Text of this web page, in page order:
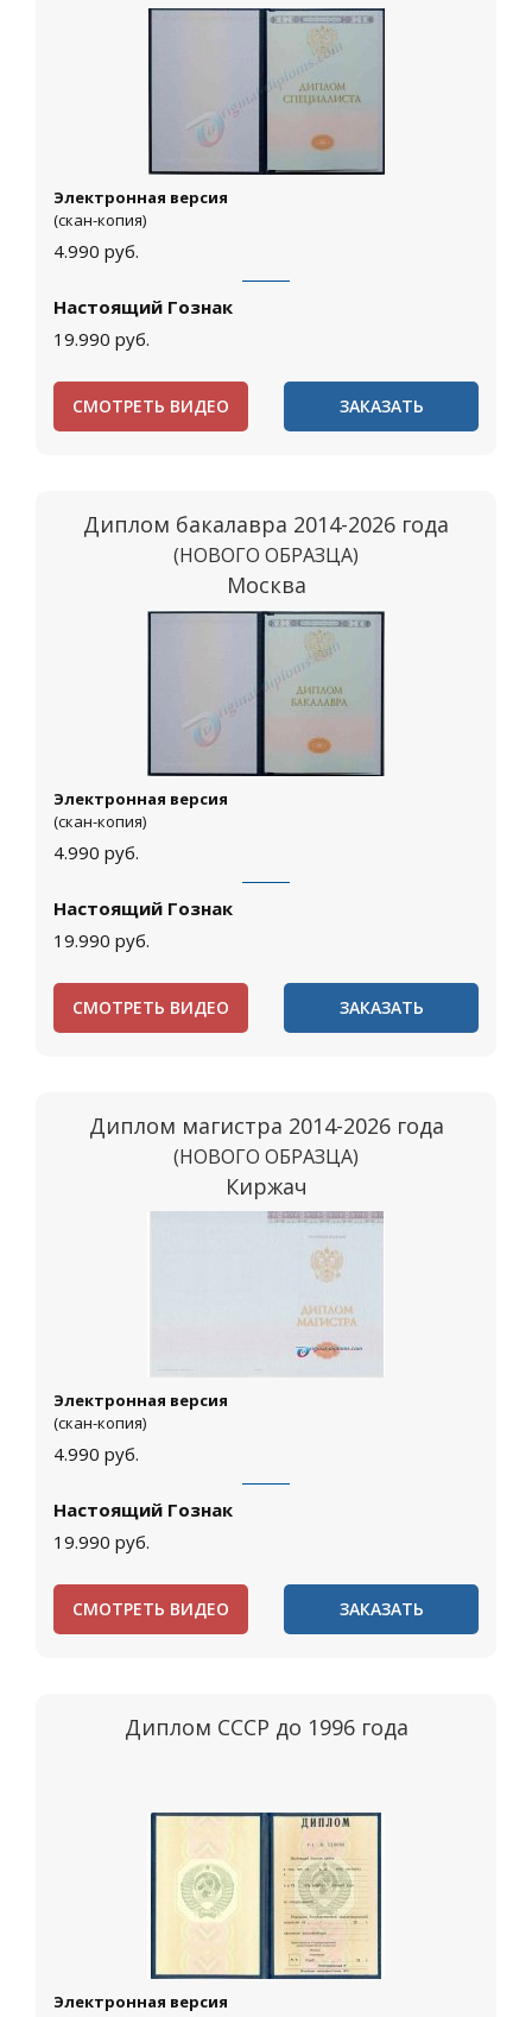
Электронная версия
(скан-копия)
4.990 руб.
Настоящий Гознак
19.990 руб.
СМОТРЕТЬ ВИДЕО ЗАКАЗАТЬ
Диплом бакалавра 2014-2026 года
(НОВОГО ОБРАЗЦА)
Москва
Электронная версия
(скан-копия)
4.990 руб.
Настоящий Гознак
19.990 руб.
СМОТРЕТЬ ВИДЕО ЗАКАЗАТЬ
Диплом магистра 2014-2026 года
(НОВОГО ОБРАЗЦА)
Киржач
Электронная версия
(скан-копия)
4.990 руб.
Настоящий Гознак
19.990 руб.
СМОТРЕТЬ ВИДЕО ЗАКАЗАТЬ
Диплом СССР до 1996 года
Электронная версия